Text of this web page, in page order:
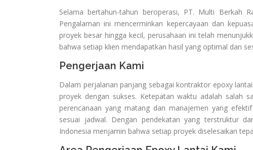
Selama bertahun-tahun beroperasi, PT. Multi Berkah
Pengalaman ini mencerminkan kepercayaan dan
proyek besar hingga kecil, perusahaan ini telah
bahwa setiap klien mendapatkan hasil yang optimal dan
Pengerjaan Kami
Dalam perjalanan panjang sebagai kontraktor epoxy
proyek dengan sukses. Ketepatan waktu adalah salah
perencanaan yang matang dan manajemen yang
sesuai jadwal. Dengan pendekatan yang terstruktur
Indonesia menjamin bahwa setiap proyek diselesaikan